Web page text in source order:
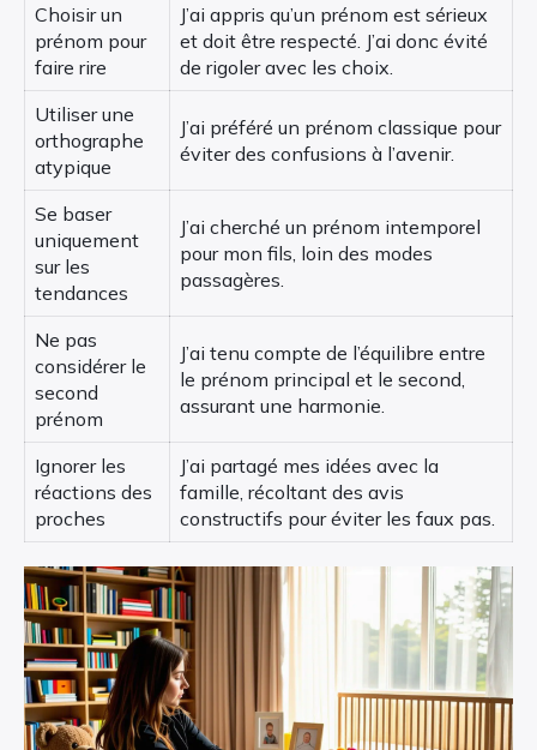
Choisir un
prénom pour
faire rire
J’ai appris qu’un prénom est sérieux
et doit être respecté. J’ai donc évité
de rigoler avec les choix.
Utiliser une
orthographe
atypique
J’ai préféré un prénom classique pour
éviter des confusions à l’avenir.
Se baser
uniquement
sur les
tendances
J’ai cherché un prénom intemporel
pour mon fils, loin des modes
passagères.
Ne pas
considérer le
second
prénom
J’ai tenu compte de l’équilibre entre
le prénom principal et le second,
assurant une harmonie.
Ignorer les
réactions des
proches
J’ai partagé mes idées avec la
famille, récoltant des avis
constructifs pour éviter les faux pas.